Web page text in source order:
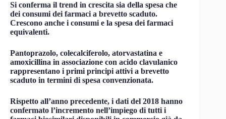
Si conferma il trend in crescita sia della spesa che
dei consumi dei farmaci a brevetto scaduto.
Crescono anche i consumi e la spesa dei farmaci
equivalenti.
Pantoprazolo, colecalciferolo, atorvastatina e
amoxicillina in associazione con acido clavulanico
rappresentano i primi principi attivi a brevetto
scaduto in termini di spesa convenzionata.
Rispetto all’anno precedente, i dati del 2018 hanno
confermato l’incremento nell’impiego di tutti i